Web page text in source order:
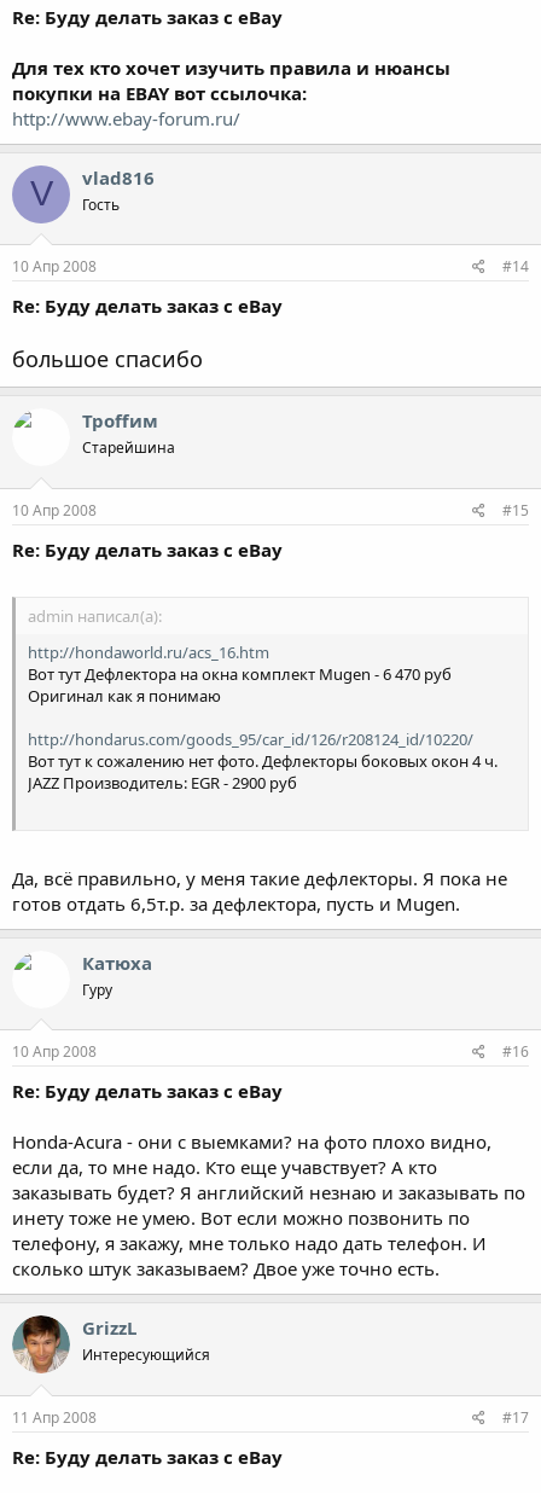
Re: Буду делать заказ с eBay
Для тех кто хочет изучить правила и нюансы
покупки на EBAY вот ссылочка:
http://www.ebay-forum.ru/
V vlad816
Гость
10 Апр 2008 #14
Re: Буду делать заказ с eBay
большое спасибо
Троffим
Старейшина
10 Апр 2008 #15
Re: Буду делать заказ с eBay
admin написал(а):
http://hondaworld.ru/acs_16.htm
Вот тут Дефлектора на окна комплект Mugen - 6 470 руб
Оригинал как я понимаю
http://hondarus.com/goods_95/car_id/126/r208124_id/10220/
Вот тут к сожалению нет фото. Дефлекторы боковых окон 4 ч.
JAZZ Производитель: EGR - 2900 руб
http://cgi.ebay.com/ebaymotors/06-0...ors-
Shade_W0QQitemZ290219993151QQcmdZViewItem
Поправьте если ошибаюсь
Да, всё правильно, у меня такие дефлекторы. Я пока не
готов отдать 6,5т.р. за дефлектора, пусть и Mugen.
Катюха
Гуру
10 Апр 2008 #16
Re: Буду делать заказ с eBay
Honda-Acura - они с выемками? на фото плохо видно,
если да, то мне надо. Кто еще учавствует? А кто
заказывать будет? Я английский незнаю и заказывать по
инету тоже не умею. Вот если можно позвонить по
телефону, я закажу, мне только надо дать телефон. И
сколько штук заказываем? Двое уже точно есть.
GrizzL
Интересующийся
11 Апр 2008 #17
Re: Буду делать заказ с eBay